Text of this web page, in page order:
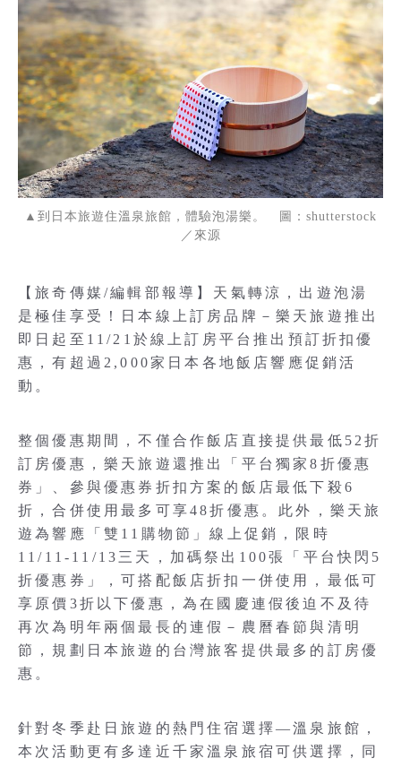
▲到日本旅遊住溫泉旅館，體驗泡湯樂。 圖：shutterstock
／來源
【旅奇傳媒/編輯部報導】天氣轉涼，出遊泡湯
是極佳享受！日本線上訂房品牌－樂天旅遊推出
即日起至11/21於線上訂房平台推出預訂折扣優
惠，有超過2,000家日本各地飯店響應促銷活
動。
整個優惠期間，不僅合作飯店直接提供最低52折
訂房優惠，樂天旅遊還推出「平台獨家8折優惠
券」、參與優惠券折扣方案的飯店最低下殺6
折，合併使用最多可享48折優惠。此外，樂天旅
遊為響應「雙11購物節」線上促銷，限時
11/11-11/13三天，加碼祭出100張「平台快閃5
折優惠券」，可搭配飯店折扣一併使用，最低可
享原價3折以下優惠，為在國慶連假後迫不及待
再次為明年兩個最長的連假－農曆春節與清明
節，規劃日本旅遊的台灣旅客提供最多的訂房優
惠。
針對冬季赴日旅遊的熱門住宿選擇—溫泉旅館，
本次活動更有多達近千家溫泉旅宿可供選擇，同